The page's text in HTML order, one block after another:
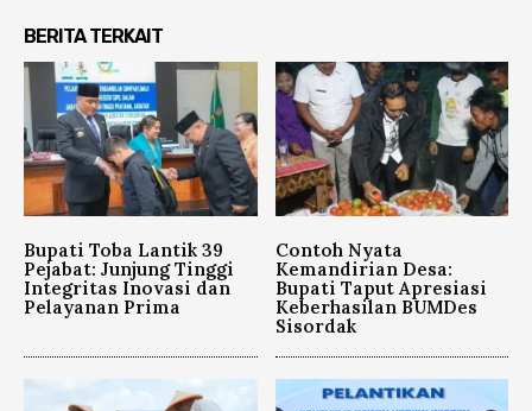
BERITA TERKAIT
Bupati Toba Lantik 39
Pejabat: Junjung Tinggi
Integritas Inovasi dan
Pelayanan Prima
Contoh Nyata
Kemandirian Desa:
Bupati Taput Apresiasi
Keberhasilan BUMDes
Sisordak